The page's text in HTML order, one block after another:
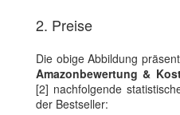
2. Preise
Die obige Abbildung
Amazonbewertung &
[2] nachfolgende
der Bestseller: